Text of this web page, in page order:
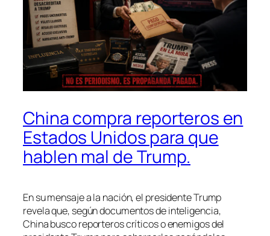
China compra reporteros en
Estados Unidos para que
hablen mal de Trump.
En su mensaje a la nación, el presidente Trump
revela que, según documentos de inteligencia,
China busco reporteros críticos o enemigos del